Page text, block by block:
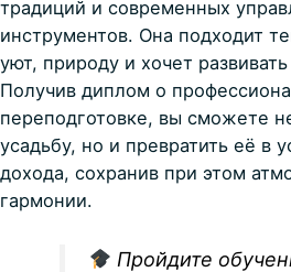
традиций и современных
инструментов. Она подходит
уют, природу и хочет
Получив диплом о
переподготовке, вы сможете
усадьбу, но и превратить её в
дохода, сохранив при этом
гармонии.
Пройдите